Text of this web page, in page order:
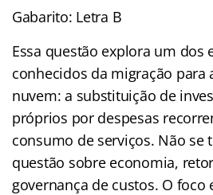
Gabarito: Letra B
Essa questão explora um dos
conhecidos da migração para
nuvem: a substituição de
próprios por despesas
consumo de serviços. Não se
questão sobre economia,
governança de custos. O foco